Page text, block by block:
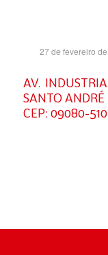
27 de fevereiro
AV.
SANTO ANDRÉ
CEP: 09080-510